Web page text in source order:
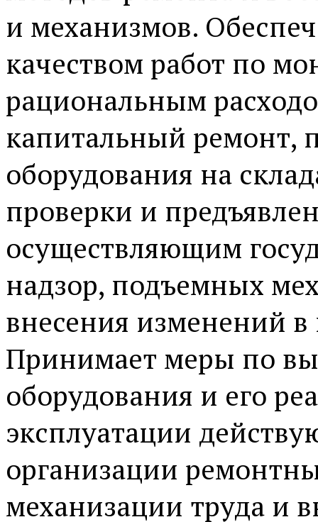
и механизмов.
качеством работ по
рациональным
капитальный ремонт,
оборудования на
проверки и
осуществляющим
надзор, подъемных
внесения изменений в
Принимает меры по
оборудования и его
эксплуатации
организации
механизации труда и